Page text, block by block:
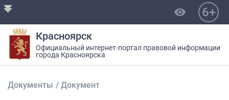
visibility 6+
Красноярск
Официальный интернет-портал правовой информации
города Красноярска
Документы / Документ